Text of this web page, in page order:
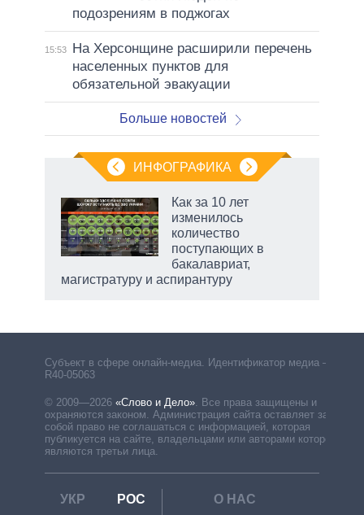
подозрениям в поджогах
15:53
На Херсонщине расширили перечень
населенных пунктов для
обязательной эвакуации
Больше новостей
ИНФОГРАФИКА
Как за 10 лет
изменилось
количество
поступающих в
бакалавриат,
магистратуру и аспирантуру
Субъект в сфере онлайн-медиа. Идентификатор медиа –
R40-05063
© 2009—2026 «Слово и Дело»
Все права защищены и
охраняются законом. Администрация сайта оставляет за
собой право не соглашаться с информацией, которая
публикуется на сайте, владельцами или авторами которой
являются третьи лица.
УКР РОС
О НАС